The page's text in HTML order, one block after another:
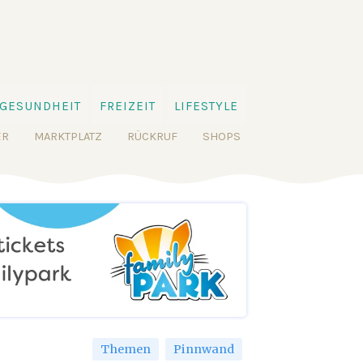
GESUNDHEIT FREIZEIT LIFESTYLE
MARKTPLATZ RÜCKRUF SHOPS
Themen Pinnwand